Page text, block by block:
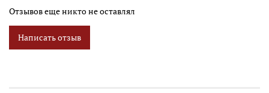
Отзывов еще никто не оставлял
Написать отзыв